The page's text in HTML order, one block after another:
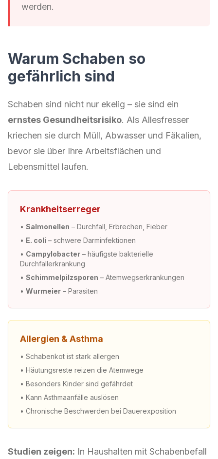
werden.
Warum Schaben so
gefährlich sind
Schaben sind nicht nur ekelig – sie sind ein
ernstes Gesundheitsrisiko. Als Allesfresser
kriechen sie durch Müll, Abwasser und Fäkalien,
bevor sie über Ihre Arbeitsflächen und
Lebensmittel laufen.
Krankheitserreger
• Salmonellen – Durchfall, Erbrechen, Fieber
• E. coli – schwere Darminfektionen
• Campylobacter – häufigste bakterielle
Durchfallerkrankung
• Schimmelpilzsporen – Atemwegserkrankungen
• Wurmeier – Parasiten
Allergien & Asthma
• Schabenkot ist stark allergen
• Häutungsreste reizen die Atemwege
• Besonders Kinder sind gefährdet
• Kann Asthmaanfälle auslösen
• Chronische Beschwerden bei Dauerexposition
Studien zeigen: In Haushalten mit Schabenbefall